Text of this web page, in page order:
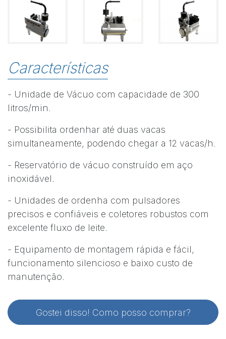
Características
- Unidade de Vácuo com capacidade de 300
litros/min.
- Possibilita ordenhar até duas vacas
simultaneamente, podendo chegar a 12 vacas/h.
- Reservatório de vácuo construído em aço
inoxidável.
- Unidades de ordenha com pulsadores
precisos e confiáveis e coletores robustos com
excelente fluxo de leite.
- Equipamento de montagem rápida e fácil,
funcionamento silencioso e baixo custo de
manutenção.
Gostei disso! Como posso comprar?